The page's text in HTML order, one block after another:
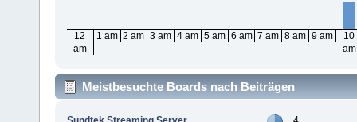
12
am
1 am 2 am 3 am 4 am 5 am 6 am 7 am 8 am 9 am
10
am
Meistbesuchte Boards nach Beiträgen